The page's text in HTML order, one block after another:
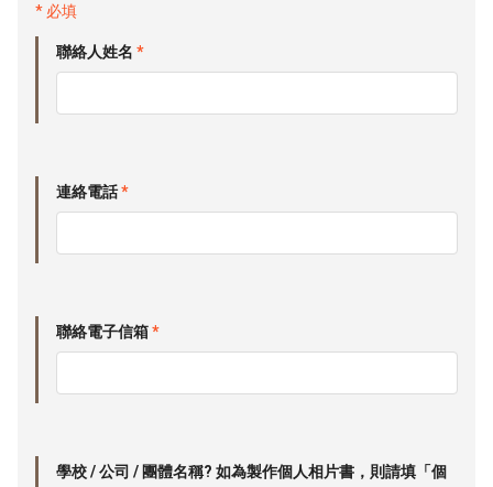
* 必填
聯絡人姓名 *
連絡電話*
聯絡電子信箱*
學校 / 公司 / 團體名稱? 如為製作個人相片書，則請填「個